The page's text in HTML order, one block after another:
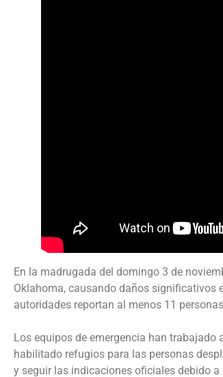
En la madrugada del domingo 3 de
Oklahoma, causando daños significativos
autoridades reportan al menos 11
Los equipos de emergencia han
habilitado refugios para las personas
y seguir las indicaciones oficiales debido